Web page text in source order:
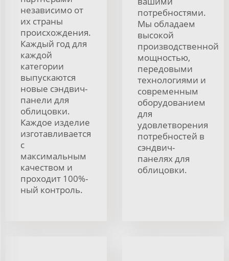
независимо от
их страны
происхождения.
Каждый год для
каждой
категории
выпускаются
новые сэндвич-
панели для
облицовки.
Каждое изделие
изготавливается
с
максимальным
качеством и
проходит 100%-
ный контроль.
потребностями.
Мы обладаем
высокой
производственной
мощностью,
передовыми
технологиями и
современным
оборудованием
для
удовлетворения
потребностей в
сэндвич-
панелях для
облицовки.